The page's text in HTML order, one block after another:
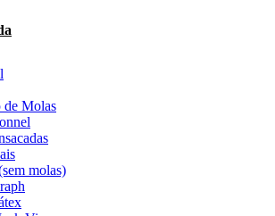
de Molas
molas)